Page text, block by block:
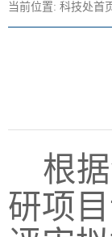
当前位置: 科技处首
根
研项